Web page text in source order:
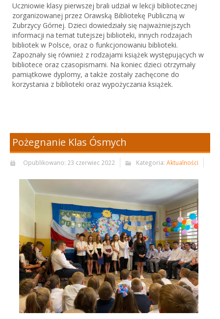
Uczniowie klasy pierwszej brali udział w lekcji bibliotecznej
zorganizowanej przez Orawską Bibliotekę Publiczną w
Zubrzycy Górnej. Dzieci dowiedziały się najważniejszych
informacji na temat tutejszej biblioteki, innych rodzajach
bibliotek w Polsce, oraz o funkcjonowaniu biblioteki.
Zapoznały się również z rodzajami książek występujących w
bibliotece oraz czasopismami. Na koniec dzieci otrzymały
pamiątkowe dyplomy, a także zostały zachęcone do
korzystania z biblioteki oraz wypożyczania książek.
Pożegnanie Klas Ósmych
Opublikowano: 23 czerwiec 2022 Kategoria: Aktualności